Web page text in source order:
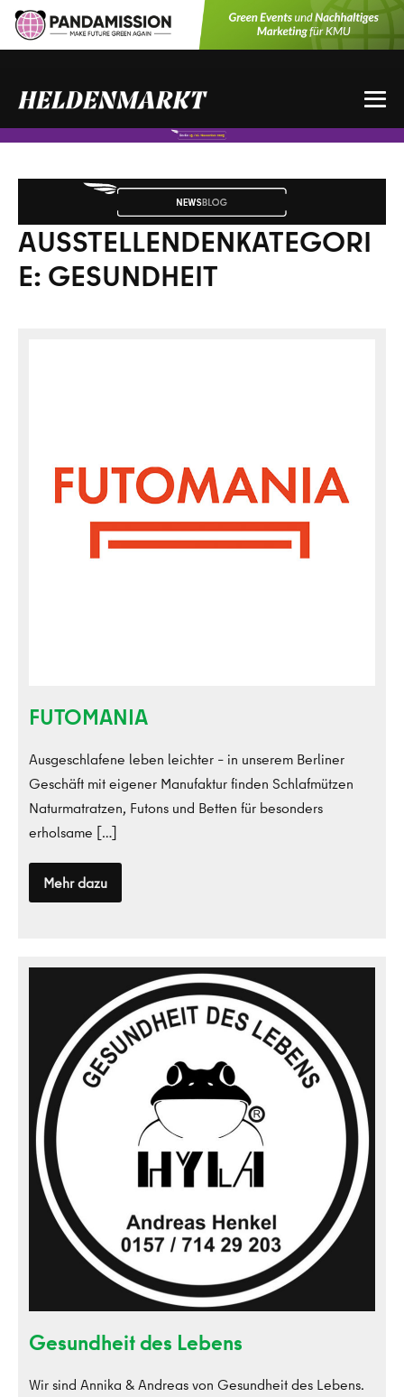
Zum
Inhalt
AUSSTELLENDENKATEGORI
E: GESUNDHEIT
FUTOMANIA
Ausgeschlafene leben leichter – in unserem Berliner
Geschäft mit eigener Manufaktur finden Schlafmützen
Naturmatratzen, Futons und Betten für besonders
erholsame […]
Mehr dazuFUTOMANIA
Gesundheit des Lebens
Wir sind Annika & Andreas von Gesundheit des Lebens.